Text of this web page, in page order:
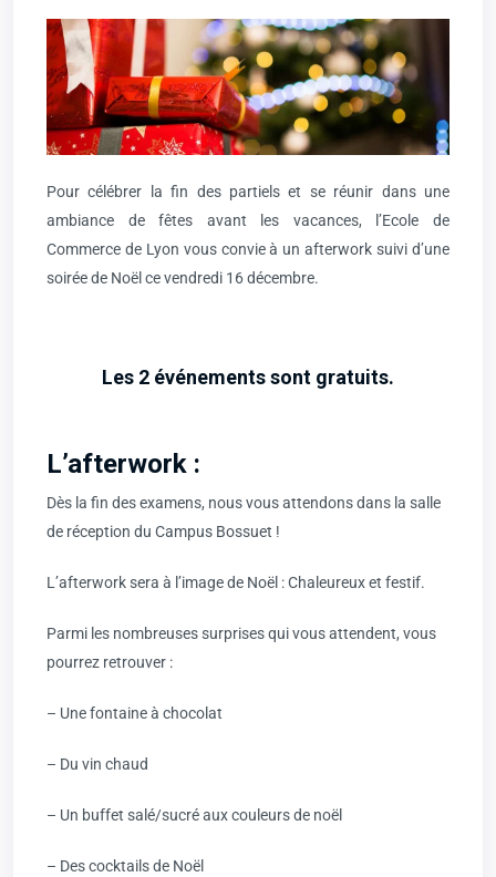
Pour célébrer la fin des partiels et se réunir dans une
ambiance de fêtes avant les vacances, l’Ecole de
Commerce de Lyon vous convie à un afterwork suivi d’une
soirée de Noël ce vendredi 16 décembre.
Les 2 événements sont gratuits.
L’afterwork :
Dès la fin des examens, nous vous attendons dans la salle
de réception du Campus Bossuet !
L’afterwork sera à l’image de Noël : Chaleureux et festif.
Parmi les nombreuses surprises qui vous attendent, vous
pourrez retrouver :
– Une fontaine à chocolat
– Du vin chaud
– Un buffet salé/sucré aux couleurs de noël
– Des cocktails de Noël